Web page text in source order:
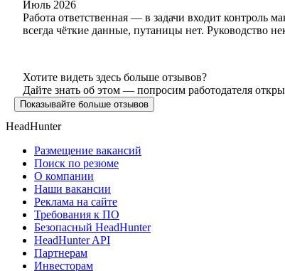
Июль 2026
Работа ответственная — в задачи входит контроль
всегда чёткие данные, путаницы нет. Руководство
Хотите видеть здесь больше отзывов?
Дайте знать об этом — попросим работодателя
Показывайте больше отзывов
HeadHunter
Размещение вакансий
Поиск по резюме
О компании
Наши вакансии
Реклама на сайте
Требования к ПО
Безопасный HeadHunter
HeadHunter API
Партнерам
Инвесторам